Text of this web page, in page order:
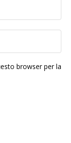
browser per la